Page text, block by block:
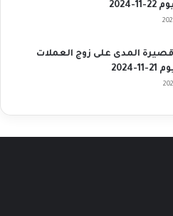
المدى على زوج العملات